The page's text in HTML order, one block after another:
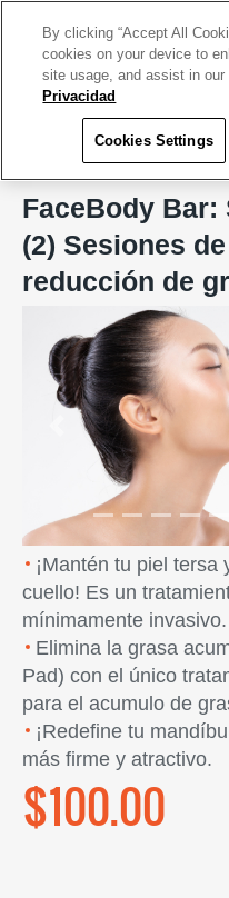
FaceBody Bar, San Juan
FaceBody Bar:
(2) Sesiones
reducción de
Previous
¡Mantén tu piel tersa
cuello! Es un
mínimamente invasivo.
Elimina la grasa
Pad) con el único
para el acumulo de
¡Redefine tu
más firme y atractivo.
$100.00
By clicking “Accept All
cookies on your device to
site usage, and assist in
Privacidad
Cookies Settings